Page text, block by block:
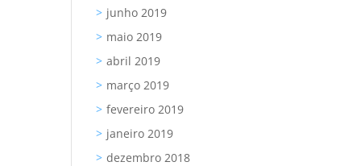
junho 2019
maio 2019
abril 2019
março 2019
fevereiro 2019
janeiro 2019
dezembro 2018